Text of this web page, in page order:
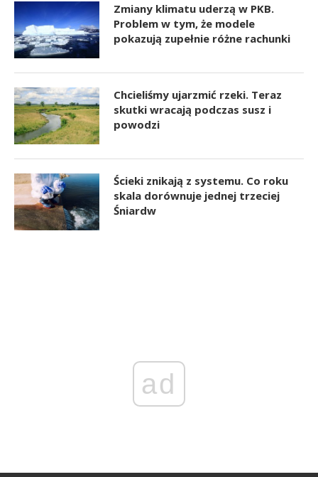
Zmiany klimatu uderzą w PKB.
Problem w tym, że modele
pokazują zupełnie różne rachunki
Chcieliśmy ujarzmić rzeki. Teraz
skutki wracają podczas susz i
powodzi
Ścieki znikają z systemu. Co roku
skala dorównuje jednej trzeciej
Śniardw
ad